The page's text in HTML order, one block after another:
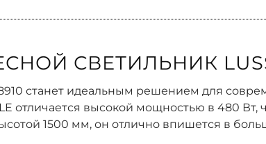
СВЕТИЛЬНИК
станет идеальным решением для
отличается высокой мощностью в 480
1500 мм, он отлично впишется в